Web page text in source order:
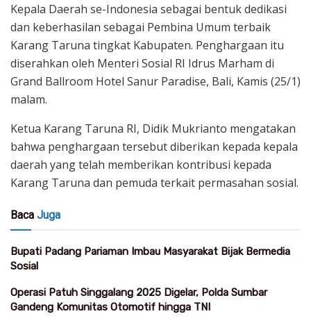
Kepala Daerah se-Indonesia sebagai bentuk dedikasi
dan keberhasilan sebagai Pembina Umum terbaik
Karang Taruna tingkat Kabupaten. Penghargaan itu
diserahkan oleh Menteri Sosial RI Idrus Marham di
Grand Ballroom Hotel Sanur Paradise, Bali, Kamis (25/1)
malam.
Ketua Karang Taruna RI, Didik Mukrianto mengatakan
bahwa penghargaan tersebut diberikan kepada kepala
daerah yang telah memberikan kontribusi kepada
Karang Taruna dan pemuda terkait permasahan sosial.
Baca Juga
Bupati Padang Pariaman Imbau Masyarakat Bijak Bermedia
Sosial
Operasi Patuh Singgalang 2025 Digelar, Polda Sumbar
Gandeng Komunitas Otomotif hingga TNI